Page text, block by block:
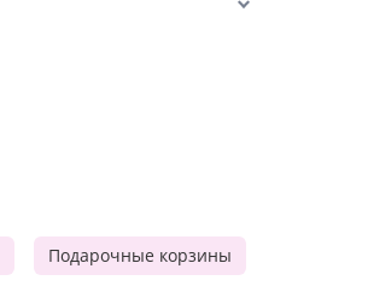
Подарочные корзины